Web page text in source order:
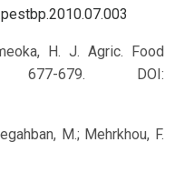
H. J. Agric. Food
677-679. DOI:
M.; Mehrkhou, F.